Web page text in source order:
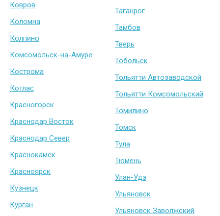
Ковров
Коломна
Колпино
Комсомольск-на-Амуре
Кострома
Котлас
Красногорск
Краснодар Восток
Краснодар Север
Краснокамск
Красноярск
Кузнецк
Курган
Таганрог
Тамбов
Тверь
Тобольск
Тольятти Автозаводской
Тольятти Комсомольский
Томилино
Томск
Тула
Тюмень
Улан-Удэ
Ульяновск
Ульяновск Заволжский